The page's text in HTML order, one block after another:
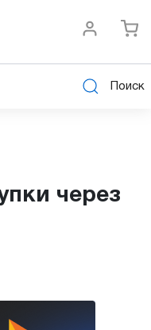
Поиск